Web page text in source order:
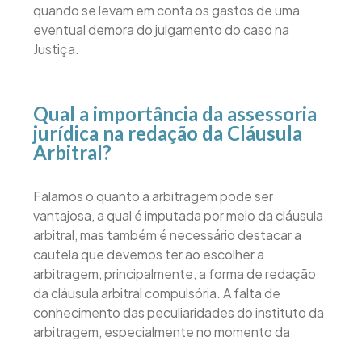
quando se levam em conta os gastos de uma
eventual demora do julgamento do caso na
Justiça.
Qual a importância da assessoria
jurídica na redação da Cláusula
Arbitral?
Falamos o quanto a arbitragem pode ser
vantajosa, a qual é imputada por meio da cláusula
arbitral, mas também é necessário destacar a
cautela que devemos ter ao escolher a
arbitragem, principalmente, a forma de redação
da cláusula arbitral compulsória. A falta de
conhecimento das peculiaridades do instituto da
arbitragem, especialmente no momento da